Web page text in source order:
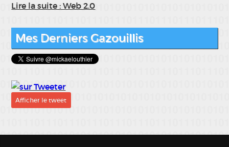
Lire la suite : Web 2.0
Mes Derniers Gazouillis
Afficher le tweet